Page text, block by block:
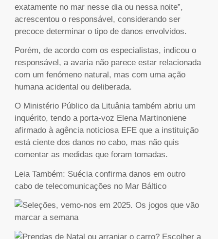
exatamente no mar nesse dia ou nessa noite”,
acrescentou o responsável, considerando ser
precoce determinar o tipo de danos envolvidos.
Porém, de acordo com os especialistas, indicou o
responsável, a avaria não parece estar relacionada
com um fenómeno natural, mas com uma ação
humana acidental ou deliberada.
O Ministério Público da Lituânia também abriu um
inquérito, tendo a porta-voz Elena Martinoniene
afirmado à agência noticiosa EFE que a instituição
está ciente dos danos no cabo, mas não quis
comentar as medidas que foram tomadas.
Leia Também: Suécia confirma danos em outro
cabo de telecomunicações no Mar Báltico